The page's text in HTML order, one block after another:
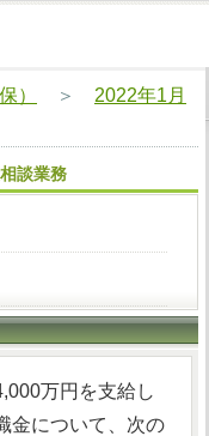
） ＞ 2022年1月
談業務
万円を支給し
金について、次の